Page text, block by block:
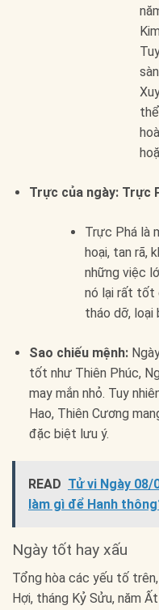
Trực của ngày: Trực
Trực Phá là
hoại, tan rã,
những việc
nó lại rất tốt
tháo dỡ, loại
Sao chiếu mệnh:
tốt như Thiên Phúc,
may mắn nhỏ. Tuy
Hao, Thiên Cương
đặc biệt lưu ý.
READ Tử vi Ngày 08/
làm gì để Hanh
Ngày tốt hay xấu
Tổng hòa các yếu tố
Hợi, tháng Kỷ Sửu, năm